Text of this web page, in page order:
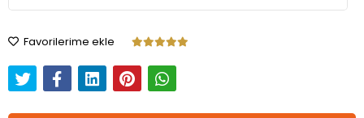
Favorilerime ekle